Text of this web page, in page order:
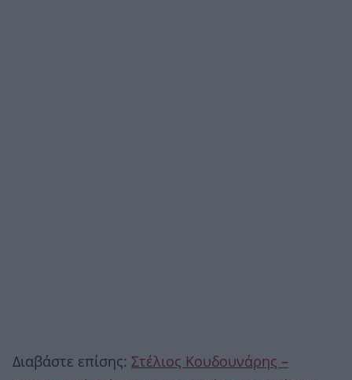
Διαβάστε επίσης: Στέλιος Κουδουνάρης –